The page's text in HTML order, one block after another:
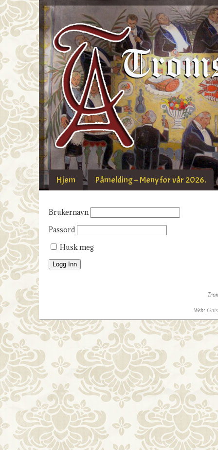
Hjem Påmelding – Meny for vår 2026.
Brukernavn
Passord
Husk meg
Web: